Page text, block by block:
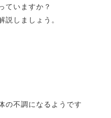
ていますか？
説しましょう。
の不調になるようです